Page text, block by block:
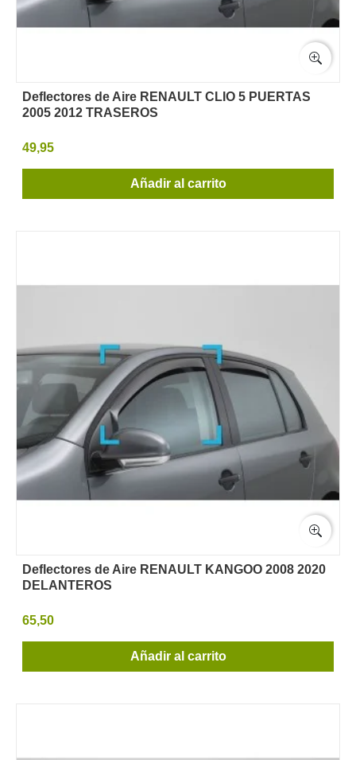
Deflectores de Aire RENAULT CLIO 5 PUERTAS
2005 2012 TRASEROS
49,95
Añadir al carrito
Deflectores de Aire RENAULT KANGOO 2008 2020
DELANTEROS
65,50
Añadir al carrito